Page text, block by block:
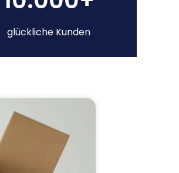
glückliche Kunden